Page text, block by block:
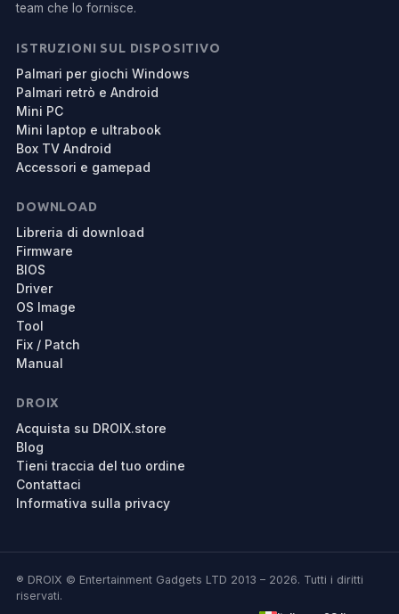
team che lo fornisce.
ISTRUZIONI SUL DISPOSITIVO
Palmari per giochi Windows
Palmari retrò e Android
Mini PC
Mini laptop e ultrabook
Box TV Android
Accessori e gamepad
DOWNLOAD
Libreria di download
Firmware
BIOS
Driver
OS Image
Tool
Fix / Patch
Manual
DROIX
Acquista su DROIX.store
Blog
Tieni traccia del tuo ordine
Contattaci
Informativa sulla privacy
® DROIX © Entertainment Gadgets LTD 2013 – 2026. Tutti i diritti
riservati.